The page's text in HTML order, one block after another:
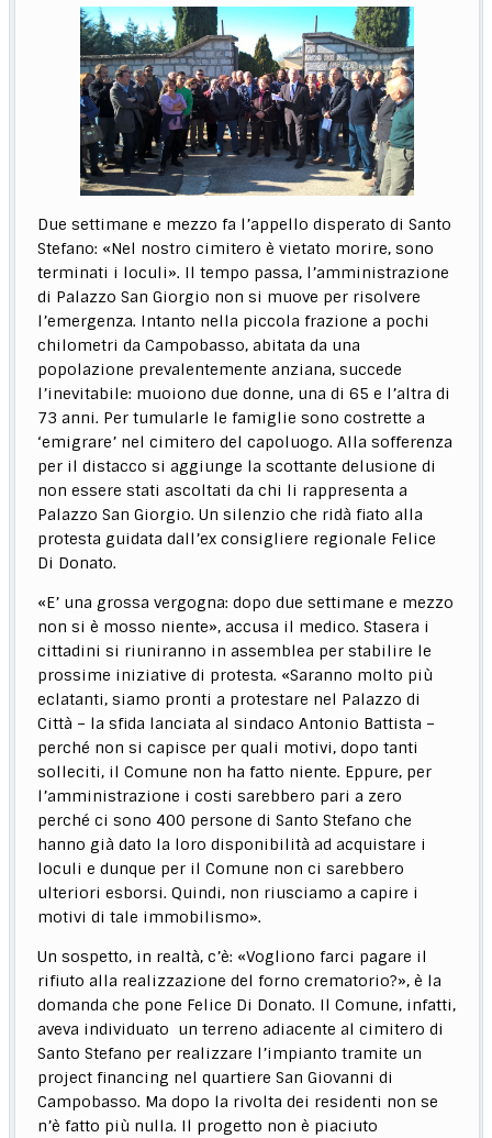
Due settimane e mezzo fa l’appello disperato di Santo
Stefano: «Nel nostro cimitero è vietato morire, sono
terminati i loculi». Il tempo passa, l’amministrazione
di Palazzo San Giorgio non si muove per risolvere
l’emergenza. Intanto nella piccola frazione a pochi
chilometri da Campobasso, abitata da una
popolazione prevalentemente anziana, succede
l’inevitabile: muoiono due donne, una di 65 e l’altra di
73 anni. Per tumularle le famiglie sono costrette a
‘emigrare’ nel cimitero del capoluogo. Alla sofferenza
per il distacco si aggiunge la scottante delusione di
non essere stati ascoltati da chi li rappresenta a
Palazzo San Giorgio. Un silenzio che ridà fiato alla
protesta guidata dall’ex consigliere regionale Felice
Di Donato.
«E’ una grossa vergogna: dopo due settimane e mezzo
non si è mosso niente», accusa il medico. Stasera i
cittadini si riuniranno in assemblea per stabilire le
prossime iniziative di protesta. «Saranno molto più
eclatanti, siamo pronti a protestare nel Palazzo di
Città – la sfida lanciata al sindaco Antonio Battista –
perché non si capisce per quali motivi, dopo tanti
solleciti, il Comune non ha fatto niente. Eppure, per
l’amministrazione i costi sarebbero pari a zero
perché ci sono 400 persone di Santo Stefano che
hanno già dato la loro disponibilità ad acquistare i
loculi e dunque per il Comune non ci sarebbero
ulteriori esborsi. Quindi, non riusciamo a capire i
motivi di tale immobilismo».
Un sospetto, in realtà, c’è: «Vogliono farci pagare il
rifiuto alla realizzazione del forno crematorio?», è la
domanda che pone Felice Di Donato. Il Comune, infatti,
aveva individuato un terreno adiacente al cimitero di
Santo Stefano per realizzare l’impianto tramite un
project financing nel quartiere San Giovanni di
Campobasso. Ma dopo la rivolta dei residenti non se
n’è fatto più nulla. Il progetto non è piaciuto